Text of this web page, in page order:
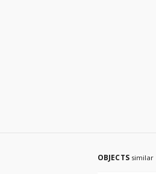
OBJECTS similar